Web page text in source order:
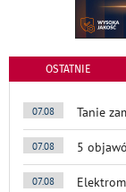
OSTATNIE
07.08 Tanie
07.08 5
07.08